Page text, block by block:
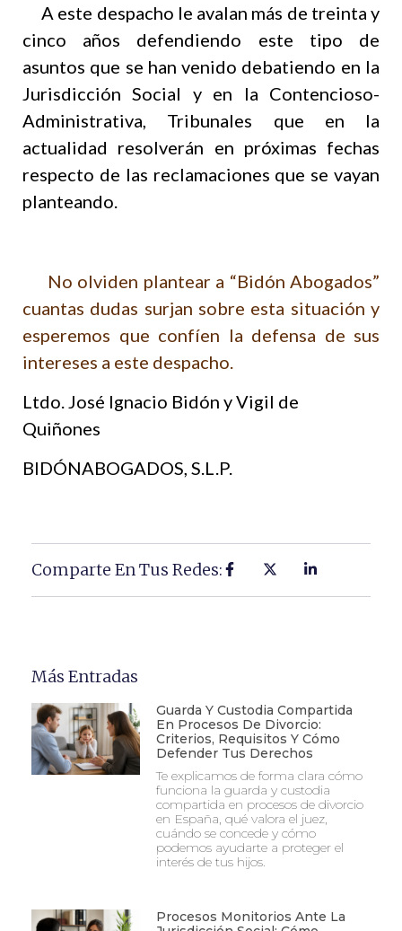
A este despacho le avalan más de treinta y
cinco años defendiendo este tipo de
asuntos que se han venido debatiendo en la
Jurisdicción Social y en la Contencioso-
Administrativa, Tribunales que en la
actualidad resolverán en próximas fechas
respecto de las reclamaciones que se vayan
planteando.
No olviden plantear a “Bidón Abogados”
cuantas dudas surjan sobre esta situación y
esperemos que confíen la defensa de sus
intereses a este despacho.
Ltdo. José Ignacio Bidón y Vigil de
Quiñones
BIDÓNABOGADOS, S.L.P.
Comparte En Tus Redes:
Más Entradas
Guarda Y Custodia Compartida
En Procesos De Divorcio:
Criterios, Requisitos Y Cómo
Defender Tus Derechos
Te explicamos de forma clara cómo
funciona la guarda y custodia
compartida en procesos de divorcio
en España, qué valora el juez,
cuándo se concede y cómo
podemos ayudarte a proteger el
interés de tus hijos.
Procesos Monitorios Ante La